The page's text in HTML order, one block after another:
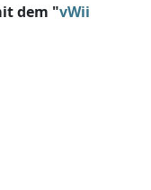
dem "vWii